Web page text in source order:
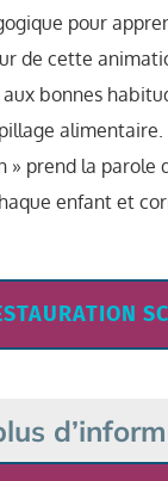
pour
de cette
bonnes
alimentaire.
» prend la parole
enfant et